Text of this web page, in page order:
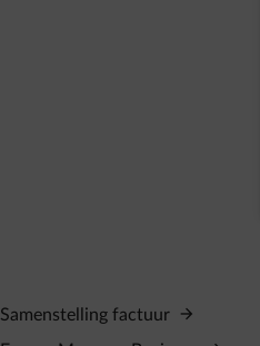
Samenstelling factuur